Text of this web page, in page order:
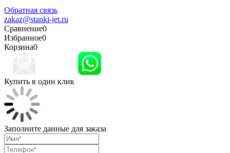
Обратная связь
zakaz@stanki-jet.ru
Сравнение0
Избранное0
Корзина0
Купить в один клик
Заполните данные для заказа